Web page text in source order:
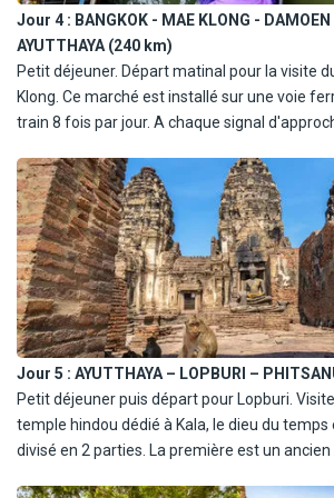
Jour 4 : BANGKOK - MAE KLONG -
AYUTTHAYA (240 km)
Petit déjeuner. Départ matinal pour la visite
Klong. Ce marché est installé sur une voie
train 8 fois par jour. A chaque signal
secondes au préalable bondées de monde.
marché flottant de Damnoen Saduak. Arrêt
dans une sucrerie artisanale de fleur de
pirogues vers le marché le plus coloré de
dans une atmosphère vivante et
Continuation vers Ayutthaya. Déjeuner.
capitale des rois du Siam. Visite des ruines
principaux monuments : les temples Wat Yai
Mongkon Bophit. Dîner en ville et nuit à l'hôtel.
À noter : Wat Mongkon Bophit est
avec des travaux prévus jusqu'à fin juin
Jour 5 : AYUTTHAYA – LOPBURI –
Petit déjeuner puis départ pour Lopburi.
temple hindou dédié à Kala, le dieu du
divisé en 2 parties. La première est un